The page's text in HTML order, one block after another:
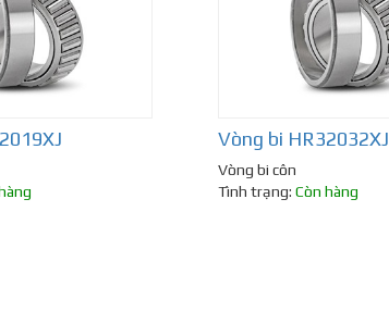
Vòng bi HR32032XJ
Vòng bi côn
Tình trạng: Còn hàng